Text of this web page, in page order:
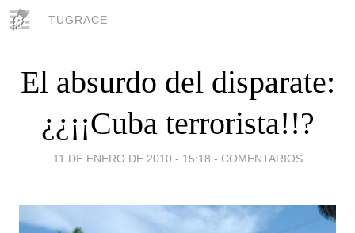
TUGRACE
El absurdo del disparate:
¿¿¡¡Cuba terrorista!!?
11 DE ENERO DE 2010 - 15:18 - COMENTARIOS